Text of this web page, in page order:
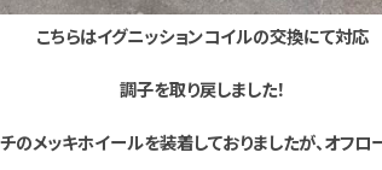
こちらはイグニッションコイルの交換にて対応
調子を取り戻しました！
メッキホイールを装着しておりましたが、オフロ